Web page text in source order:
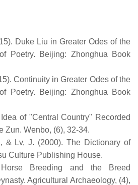
Duke Liu in Greater Odes of the
Poetry. Beijing: Zhonghua Book
Continuity in Greater Odes of the
Poetry. Beijing: Zhonghua Book
of "Central Country" Recorded
Zun. Wenbo, (6), 32-34.
& Lv, J. (2000). The Dictionary of
Culture Publishing House.
Breeding and the Breed
Agricultural Archaeology, (4),